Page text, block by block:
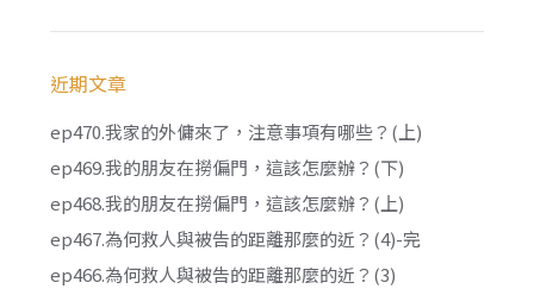
近期文章
ep470.我家的外傭來了，注意事項有哪些？(上)
ep469.我的朋友在撈偏門，這該怎麼辦？(下)
ep468.我的朋友在撈偏門，這該怎麼辦？(上)
ep467.為何救人與被告的距離那麼的近？(4)-完
ep466.為何救人與被告的距離那麼的近？(3)